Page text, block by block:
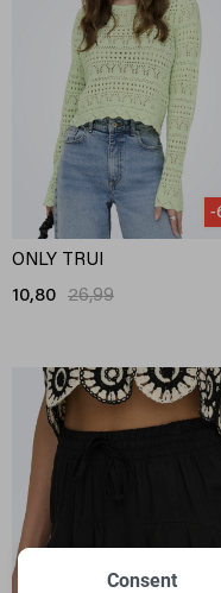
-
ONLY TRUI
10,80 26,99
Consent